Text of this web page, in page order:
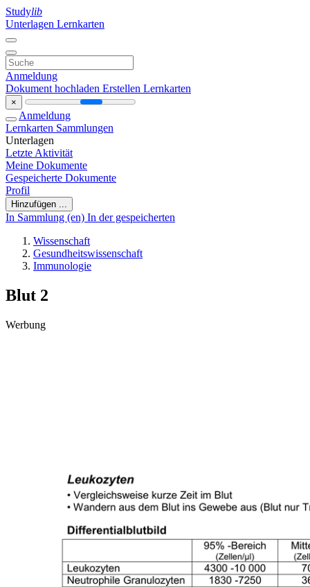
Studylib
Unterlagen Lernkarten
Anmeldung
Dokument hochladen Erstellen Lernkarten
×
Anmeldung
Lernkarten Sammlungen
Unterlagen
Letzte Aktivität
Meine Dokumente
Gespeicherte Dokumente
Profil
Hinzufügen ...
In Sammlung (en) In der gespeicherten
Wissenschaft
Gesundheitswissenschaft
Immunologie
Blut 2
Werbung